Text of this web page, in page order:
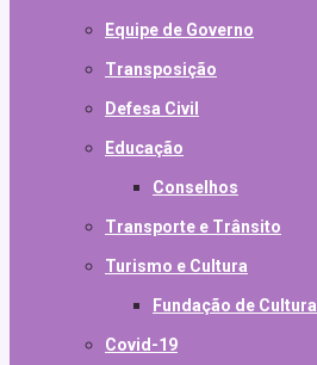
Equipe de Governo
Transposição
Defesa Civil
Educação
Conselhos
Transporte e Trânsito
Turismo e Cultura
Fundação de Cultura
Covid-19